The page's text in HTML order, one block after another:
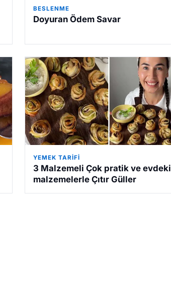
BESLENME
Doyuran Ödem Savar
YEMEK TARIFI
3 Malzemeli Çok pratik ve evdeki
malzemelerle Çıtır Güller